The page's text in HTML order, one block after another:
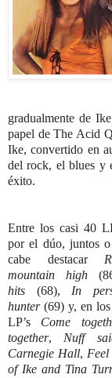
gradualmente de
papel de The Acid
Ike, convertido en
del rock, el blues y
éxito.
Entre los casi 40
por el dúo, juntos
cabe destacar
mountain high
hits (68), In
hunter(69) y, en
LP’s Come
together, Nuff
Carnegie Hall, Feel
of Ike and Tina